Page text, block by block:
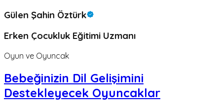
Gülen Şahin Öztürk
Erken Çocukluk Eğitimi Uzmanı
Oyun ve Oyuncak
Bebeğinizin Dil Gelişimini
Destekleyecek Oyuncaklar